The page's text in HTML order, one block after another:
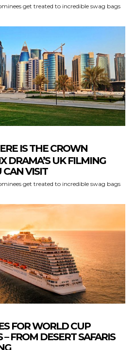
get treated to incredible swag bags
IS THE CROWN
DRAMA’S UK FILMING
CAN VISIT
get treated to incredible swag bags
FOR WORLD CUP
FROM DESERT SAFARIS